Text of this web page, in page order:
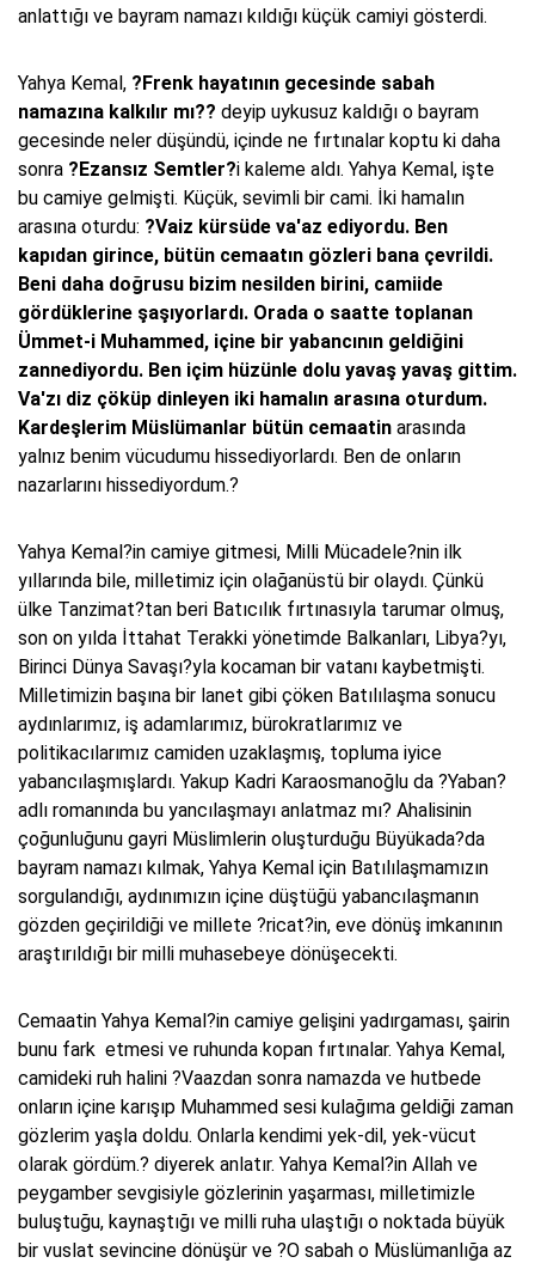
anlattığı ve bayram namazı kıldığı küçük camiyi gösterdi.
Yahya Kemal, ?Frenk hayatının gecesinde sabah
namazına kalkılır mı?? deyip uykusuz kaldığı o bayram
gecesinde neler düşündü, içinde ne fırtınalar koptu ki daha
sonra ?Ezansız Semtler?i kaleme aldı. Yahya Kemal, işte
bu camiye gelmişti. Küçük, sevimli bir cami. İki hamalın
arasına oturdu: ?Vaiz kürsüde va'az ediyordu. Ben
kapıdan girince, bütün cemaatın gözleri bana çevrildi.
Beni daha doğrusu bizim nesilden birini, camiide
gördüklerine şaşıyorlardı. Orada o saatte toplanan
Ümmet-i Muhammed, içine bir yabancının geldiğini
zannediyordu. Ben içim hüzünle dolu yavaş yavaş gittim.
Va'zı diz çöküp dinleyen iki hamalın arasına oturdum.
Kardeşlerim Müslümanlar bütün cemaatin arasında
yalnız benim vücudumu hissediyorlardı. Ben de onların
nazarlarını hissediyordum.?
Yahya Kemal?in camiye gitmesi, Milli Mücadele?nin ilk
yıllarında bile, milletimiz için olağanüstü bir olaydı. Çünkü
ülke Tanzimat?tan beri Batıcılık fırtınasıyla tarumar olmuş,
son on yılda İttahat Terakki yönetimde Balkanları, Libya?yı,
Birinci Dünya Savaşı?yla kocaman bir vatanı kaybetmişti.
Milletimizin başına bir lanet gibi çöken Batılılaşma sonucu
aydınlarımız, iş adamlarımız, bürokratlarımız ve
politikacılarımız camiden uzaklaşmış, topluma iyice
yabancılaşmışlardı. Yakup Kadri Karaosmanoğlu da ?Yaban?
adlı romanında bu yancılaşmayı anlatmaz mı? Ahalisinin
çoğunluğunu gayri Müslimlerin oluşturduğu Büyükada?da
bayram namazı kılmak, Yahya Kemal için Batılılaşmamızın
sorgulandığı, aydınımızın içine düştüğü yabancılaşmanın
gözden geçirildiği ve millete ?ricat?in, eve dönüş imkanının
araştırıldığı bir milli muhasebeye dönüşecekti.
Cemaatin Yahya Kemal?in camiye gelişini yadırgaması, şairin
bunu fark etmesi ve ruhunda kopan fırtınalar. Yahya Kemal,
camideki ruh halini ?Vaazdan sonra namazda ve hutbede
onların içine karışıp Muhammed sesi kulağıma geldiği zaman
gözlerim yaşla doldu. Onlarla kendimi yek-dil, yek-vücut
olarak gördüm.? diyerek anlatır. Yahya Kemal?in Allah ve
peygamber sevgisiyle gözlerinin yaşarması, milletimizle
buluştuğu, kaynaştığı ve milli ruha ulaştığı o noktada büyük
bir vuslat sevincine dönüşür ve ?O sabah o Müslümanlığa az